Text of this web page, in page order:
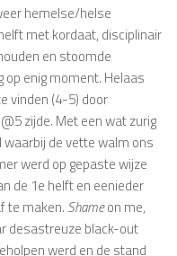
hemelse/helse
met kordaat, disciplinair
en stoomde
enig moment. Helaas
vinden (4-5) door
zijde. Met een wat zurig
de vette walm ons
werd op gepaste wijze
de 1e helft en eenieder
te maken. Shameon me,
desastreuze black-out
werd en de stand